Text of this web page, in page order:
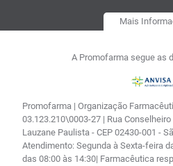
Mais
A Promofarma segue as
Promofarma | Organização
03.123.210\0003-27 | Rua
Lauzane Paulista - CEP 02430-001 -
Atendimento: Segunda à Sexta-feira
das 08:00 às 14:30| Farmacêutica